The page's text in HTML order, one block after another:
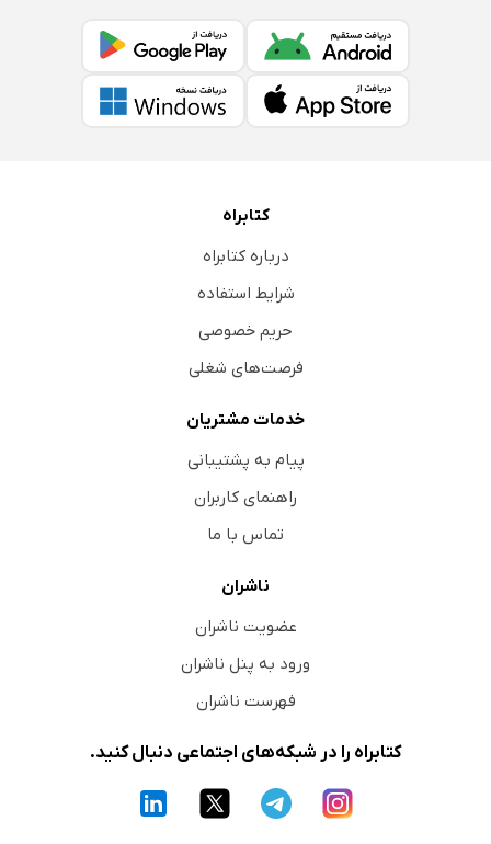
کتابراه
درباره کتابراه
شرایط استفاده
حریم خصوصی
فرصت‌های شغلی
خدمات مشتریان
پیام به پشتیبانی
راهنمای کاربران
تماس با ما
ناشران
عضویت ناشران
ورود به پنل ناشران
فهرست ناشران
کتابراه را در شبکه‌های اجتماعی دنبال کنید.